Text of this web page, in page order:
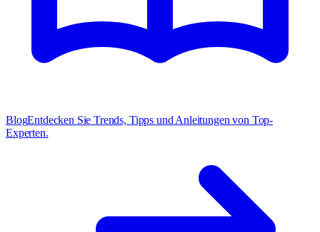
BlogEntdecken Sie Trends, Tipps und Anleitungen von Top-
Experten.